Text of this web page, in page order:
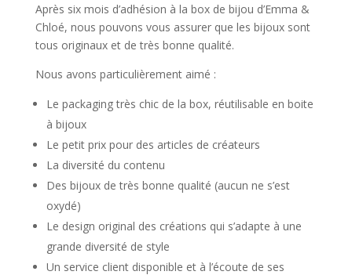
Après six mois d’adhésion à la box de bijou d’Emma &
Chloé, nous pouvons vous assurer que les bijoux sont
tous originaux et de très bonne qualité.
Nous avons particulièrement aimé :
Le packaging très chic de la box, réutilisable en boite
à bijoux
Le petit prix pour des articles de créateurs
La diversité du contenu
Des bijoux de très bonne qualité (aucun ne s’est
oxydé)
Le design original des créations qui s’adapte à une
grande diversité de style
Un service client disponible et à l’écoute de ses